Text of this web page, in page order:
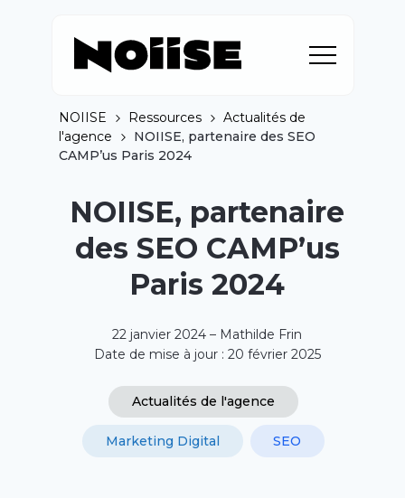
NOIISE Ressources
Actualités de
l'agence
NOIISE, partenaire des SEO
CAMP’us Paris 2024
NOIISE, partenaire
des SEO CAMP’us
Paris 2024
22 janvier 2024 – Mathilde Frin
Date de mise à jour : 20 février 2025
Actualités de l'agence
Marketing Digital SEO